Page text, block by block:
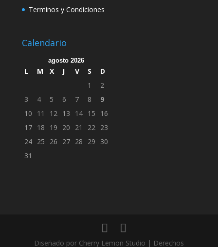
Terminos y Condiciones
Calendario
agosto 2026
L M X J V S
D
1
2
3
4 5 6 7 8
9
10
11 12 13 14 15
16
17 18 19 20 21 22 23
24 25 26 27 28 29
30
31
Diseñado por Cherry Lemon Studio | Derechos